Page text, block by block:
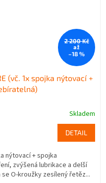
2 200 Kč
až
–18 %
(vč. 1x spojka nýtovací +
Skladem
DETAIL
nýtovací + spojka
zvýšená lubrikace a delší
O-kroužky zesílený řetěz...